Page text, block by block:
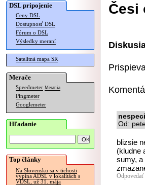
DSL pripojenie
Ceny DSL
Dostupnosť DSL
Fórum o DSL
Výsledky meraní
Satelitná mapa SR
Merače
Speedmeter Merania
Pingmeter
Googlemeter
Hľadanie
Top články
Na Slovensku sa v tichosti
vypína ADSL v lokalitách s
VDSL, už 31. mája
Česi
Od:
blizsie
(kludne
sumy, a
Odpovedať